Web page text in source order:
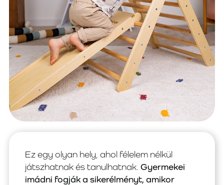
Ez egy olyan hely, ahol félelem nélkül
játszhatnak és tanulhatnak. Gyermekei
imádni fogják a sikerélményt, amikor